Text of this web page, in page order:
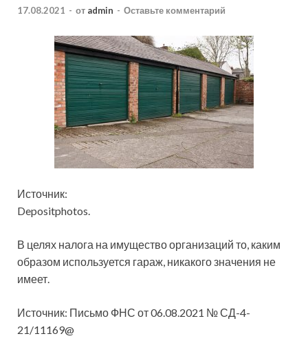
17.08.2021 - от admin - Оставьте комментарий
Источник:
Depositphotos.
В целях налога на имущество организаций то, каким
образом используется гараж, никакого значения не
имеет.
Источник: Письмо ФНС от 06.08.2021 № СД-4-
21/11169@